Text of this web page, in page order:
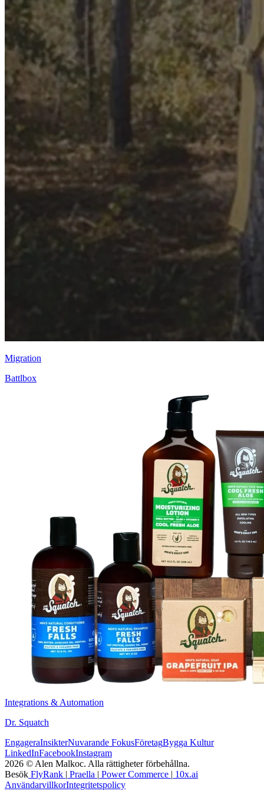
Migration
Battlbox
Integrations & Automation
Dr. Squatch
EngageraInsikterNuvarande FokusFöretagBygga Kultur
LinkedInFacebookInstagram
2026 © Alen Malkoc. Alla rättigheter förbehållna.
Besök FlyRank | Praella | Power Commerce | 10x.ai
AnvändarvillkorIntegritetspolicy